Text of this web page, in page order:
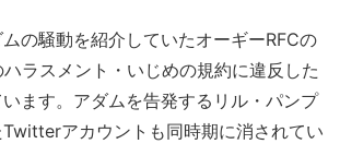
の騒動を紹介していたオーギーRFCの
ラスメント・いじめの規約に違反した
ます。アダムを告発するリル・パンプ
アカウントも同時期に消されてい